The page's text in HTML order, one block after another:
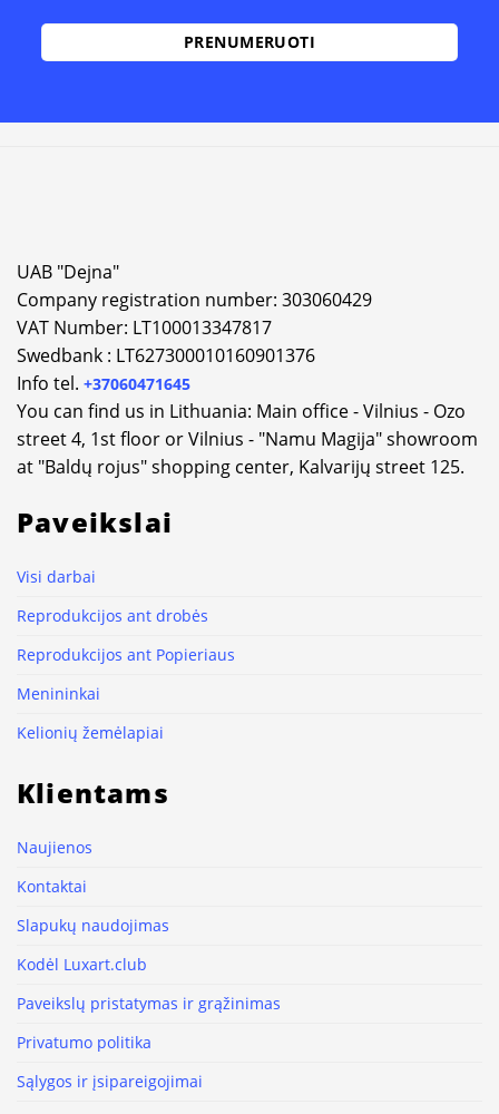
UAB "Dejna"
Company registration number: 303060429
VAT Number: LT100013347817
Swedbank : LT627300010160901376
Info tel. +37060471645
You can find us in Lithuania: Main office - Vilnius - Ozo
street 4, 1st floor or Vilnius - "Namu Magija" showroom
at "Baldų rojus" shopping center, Kalvarijų street 125.
Paveikslai
Visi darbai
Reprodukcijos ant drobės
Reprodukcijos ant Popieriaus
Menininkai
Kelionių žemėlapiai
Klientams
Naujienos
Kontaktai
Slapukų naudojimas
Kodėl Luxart.club
Paveikslų pristatymas ir grąžinimas
Privatumo politika
Sąlygos ir įsipareigojimai